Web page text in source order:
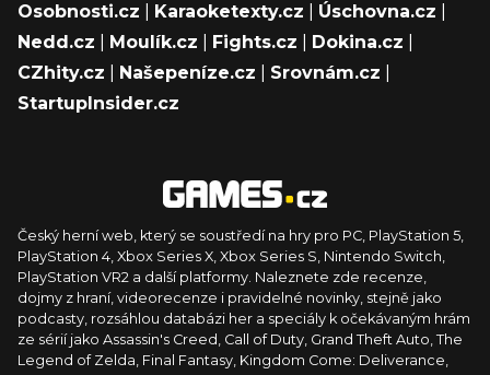
Osobnosti.cz
Karaoketexty.cz Úschovna.cz
Nedd.cz
Moulík.cz Fights.cz Dokina.cz
CZhity.cz
Našepeníze.cz Srovnám.cz
StartupInsider.cz
Český herní web, který se soustředí na hry pro PC, PlayStation 5,
PlayStation 4, Xbox Series X, Xbox Series S, Nintendo Switch,
PlayStation VR2 a další platformy. Naleznete zde recenze,
dojmy z hraní, videorecenze i pravidelné novinky, stejně jako
podcasty, rozsáhlou databázi her a speciály k očekávaným hrám
ze sérií jako Assassin's Creed, Call of Duty, Grand Theft Auto, The
Legend of Zelda, Final Fantasy, Kingdom Come: Deliverance,